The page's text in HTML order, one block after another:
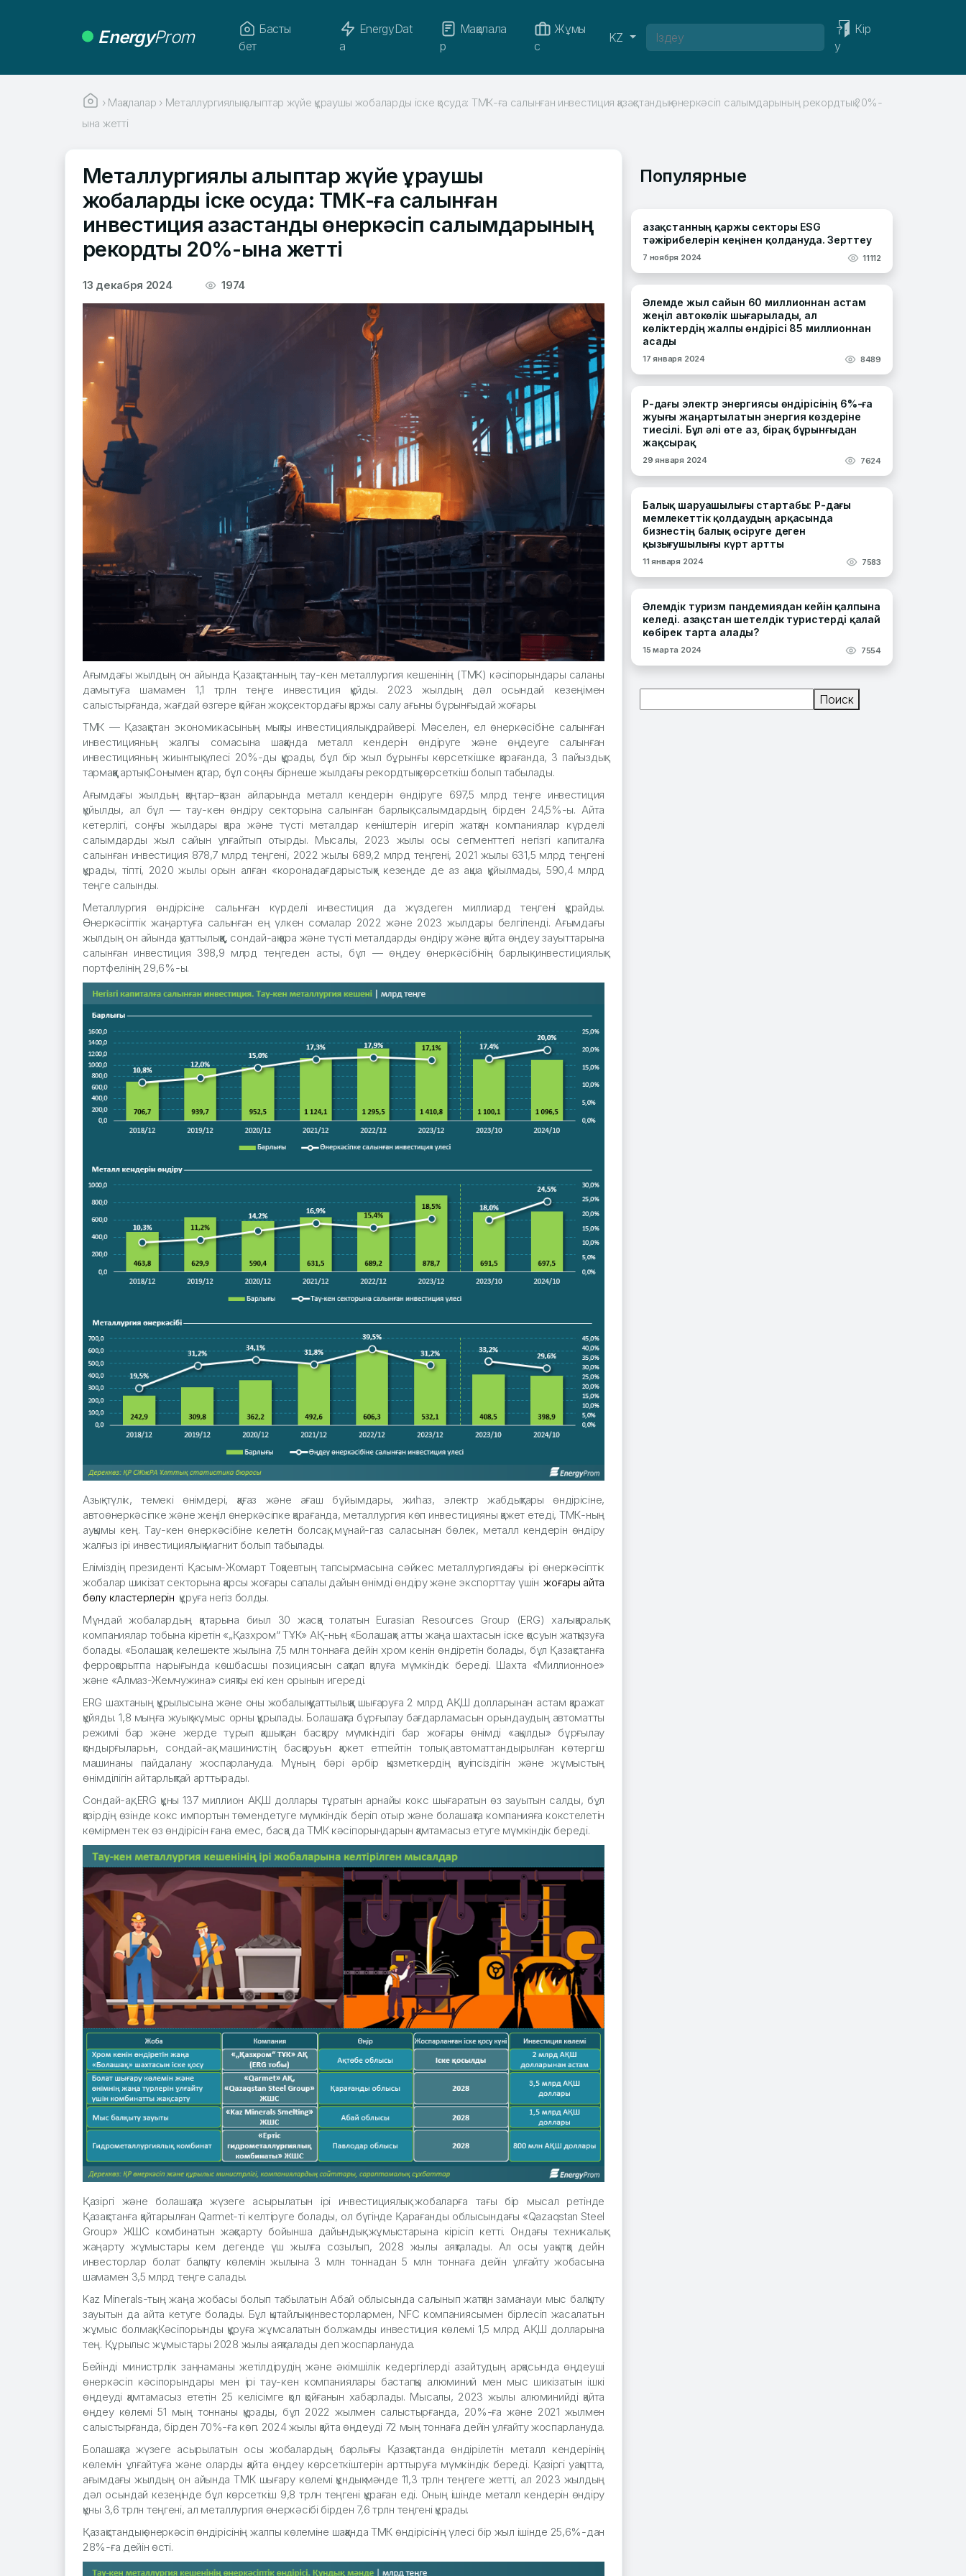
EnergyProm
Басты
бет
EnergyDat
a
Мақалала
р
Жұмы
с
KZ
Кір
у
› Мақалалар › Металлургиялық алыптар жүйе құраушы жобаларды іске қосуда: ТМК-ға салынған инвестиция қазақстандық өнеркәсіп салымдарының рекордтық 20%-
ына жетті
Металлургиялық алыптар жүйе құраушы
жобаларды іске қосуда: ТМК-ға салынған
инвестиция қазақстандық өнеркәсіп салымдарының
рекордтық 20%-ына жетті
13 декабря 2024 1974
Ағымдағы жылдың он айында Қазақстанның тау-кен металлургия кешенінің (ТМК) кәсіпорындары саланы
дамытуға шамамен 1,1 трлн теңге инвестиция құйды. 2023 жылдың дәл осындай кезеңімен
салыстырғанда, жағдай өзгере қойған жоқ, сектордағы қаржы салу ағыны бұрынғыдай жоғары.
ТМК — Қазақстан экономикасының мықты инвестициялық драйвері. Мәселен, ел өнеркәсібіне салынған
инвестицияның жалпы сомасына шаққанда металл кендерін өндіруге және өңдеуге салынған
инвестицияның жиынтық үлесі 20%-ды құрады, бұл бір жыл бұрынғы көрсеткішке қарағанда, 3 пайыздық
тармаққа артық. Сонымен қатар, бұл соңғы бірнеше жылдағы рекордтық көрсеткіш болып табылады.
Ағымдағы жылдың қаңтар–қазан айларында металл кендерін өндіруге 697,5 млрд теңге инвестиция
құйылды, ал бұл — тау-кен өндіру секторына салынған барлық салымдардың бірден 24,5%-ы. Айта
кетерлігі, соңғы жылдары қара және түсті металдар кеніштерін игеріп жатқан компаниялар күрделі
салымдарды жыл сайын ұлғайтып отырды. Мысалы, 2023 жылы осы сегменттегі негізгі капиталға
салынған инвестиция 878,7 млрд теңгені, 2022 жылы 689,2 млрд теңгені, 2021 жылы 631,5 млрд теңгені
құрады, тіпті, 2020 жылы орын алған «коронадағдарыстық» кезеңде де аз ақша құйылмады, 590,4 млрд
теңге салынды.
Металлургия өндірісіне салынған күрделі инвестиция да жүздеген миллиард теңгені құрайды.
Өнеркәсіптік жаңартуға салынған ең үлкен сомалар 2022 және 2023 жылдары белгіленді. Ағымдағы
жылдың он айында қуаттылыққа, сондай-ақ қара және түсті металдарды өндіру және қайта өңдеу зауыттарына
салынған инвестиция 398,9 млрд теңгеден асты, бұл — өңдеу өнеркәсібінің барлық инвестициялық
портфелінің 29,6%-ы.
Азық-түлік, темекі өнімдері, қағаз және ағаш бұйымдары, жиһаз, электр жабдықтары өндірісіне,
автоөнеркәсіпке және жеңіл өнеркәсіпке қарағанда, металлургия көп инвестицияны қажет етеді, ТМК-ның
ауқымы кең. Тау-кен өнеркәсібіне келетін болсақ, мұнай-газ саласынан бөлек, металл кендерін өндіру
жалғыз ірі инвестициялық магнит болып табылады.
Еліміздің президенті Қасым-Жомарт Тоқаевтың тапсырмасына сәйкес металлургиядағы ірі өнеркәсіптік
жобалар шикізат секторына қарсы жоғары сапалы дайын өнімді өндіру және экспорттау үшін жоғары қайта
бөлу кластерлерін құруға негіз болды.
Мұндай жобалардың қатарына биыл 30 жасқа толатын Eurasian Resources Group (ERG) халықаралық
компаниялар тобына кіретін «„Қазхром“ ТҰК» АҚ-ның «Болашақ» атты жаңа шахтасын іске қосуын жатқызуға
болады. «Болашақ» келешекте жылына 7,5 млн тоннаға дейін хром кенін өндіретін болады, бұл Қазақстанға
ферроқорытпа нарығында көшбасшы позициясын сақтап қалуға мүмкіндік береді. Шахта «Миллионное»
және «Алмаз-Жемчужина» сияқты екі кен орынын игереді.
ERG шахтаның құрылысына және оны жобалық қуаттылыққа шығаруға 2 млрд АҚШ долларынан астам қаражат
құйяды. 1,8 мыңға жуық жұмыс орны құрылады. Болашақта бұрғылау бағдарламасын орындаудың автоматты
режимі бар және жерде тұрып қашықтан басқару мүмкіндігі бар жоғары өнімді «ақылды» бұрғылау
қондырғыларын, сондай-ақ машинистің басқаруын қажет етпейтін толық автоматтандырылған көтергіш
машинаны пайдалану жоспарлануда. Мұның бәрі әрбір қызметкердің қауіпсіздігін және жұмыстың
өнімділігін айтарлықтай арттырады.
Сондай-ақ, ERG құны 137 миллион АҚШ доллары тұратын арнайы кокс шығаратын өз зауытын салды, бұл
қазірдің өзінде кокс импортын төмендетуге мүмкіндік беріп отыр және болашақта компанияға кокстелетін
көмірмен тек өз өндірісін ғана емес, басқа да ТМК кәсіпорындарын қамтамасыз етуге мүмкіндік береді.
Қазіргі және болашақта жүзеге асырылатын ірі инвестициялық жобаларға тағы бір мысал ретінде
Қазақстанға қайтарылған Qarmet-ті келтіруге болады, ол бүгінде Қарағанды облысындағы «Qazaqstan Steel
Group» ЖШС комбинатын жақсарту бойынша дайындық жұмыстарына кірісіп кетті. Ондағы техникалық
жаңарту жұмыстары кем дегенде үш жылға созылып, 2028 жылы аяқталады. Ал осы уақытқа дейін
инвесторлар болат балқыту көлемін жылына 3 млн тоннадан 5 млн тоннаға дейін ұлғайту жобасына
шамамен 3,5 млрд теңге салады.
Kaz Minerals-тың жаңа жобасы болып табылатын Абай облысында салынып жатқан заманауи мыс балқыту
зауытын да айта кетуге болады. Бұл қытайлық инвесторлармен, NFC компаниясымен бірлесіп жасалатын
жұмыс болмақ. Кәсіпорынды құруға жұмсалатын болжамды инвестиция көлемі 1,5 млрд АҚШ долларына
тең. Құрылыс жұмыстары 2028 жылы аяқталады деп жоспарлануда.
Бейінді министрлік заңнаманы жетілдірудің және әкімшілік кедергілерді азайтудың арқасында өңдеуші
өнеркәсіп кәсіпорындары мен ірі тау-кен компаниялары бастапқы алюминий мен мыс шикізатын ішкі
өңдеуді қамтамасыз ететін 25 келісімге қол қойғанын хабарлады. Мысалы, 2023 жылы алюминийді қайта
өңдеу көлемі 51 мың тоннаны құрады, бұл 2022 жылмен салыстырғанда, 20%-ға және 2021 жылмен
салыстырғанда, бірден 70%-ға көп. 2024 жылы қайта өңдеуді 72 мың тоннаға дейін ұлғайту жоспарлануда.
Болашақта жүзеге асырылатын осы жобалардың барлығы Қазақстанда өндірілетін металл кендерінің
көлемін ұлғайтуға және оларды қайта өңдеу көрсеткіштерін арттыруға мүмкіндік береді. Қазіргі уақытта,
ағымдағы жылдың он айында ТМК шығару көлемі құндық мәнде 11,3 трлн теңгеге жетті, ал 2023 жылдың
дәл осындай кезеңінде бұл көрсеткіш 9,8 трлн теңгені құраған еді. Оның ішінде металл кендерін өндіру
құны 3,6 трлн теңгені, ал металлургия өнеркәсібі бірден 7,6 трлн теңгені құрады.
Қазақстандық өнеркәсіп өндірісінің жалпы көлеміне шаққанда ТМК өндірісінің үлесі бір жыл ішінде 25,6%-дан
28%-ға дейін өсті.
Популярные
Қазақстанның қаржы секторы ESG
тәжірибелерін кеңінен қолдануда. Зерттеу
7 ноября 2024 11112
Әлемде жыл сайын 60 миллионнан астам
жеңіл автокөлік шығарылады, ал
көліктердің жалпы өндірісі 85 миллионнан
асады
17 января 2024 8489
ҚР-дағы электр энергиясы өндірісінің 6%-ға
жуығы жаңартылатын энергия көздеріне
тиесілі. Бұл әлі өте аз, бірақ бұрынғыдан
жақсырақ
29 января 2024 7624
Балық шаруашылығы стартабы: ҚР-дағы
мемлекеттік қолдаудың арқасында
бизнестің балық өсіруге деген
қызығушылығы күрт артты
11 января 2024 7583
Әлемдік туризм пандемиядан кейін қалпына
келеді. Қазақстан шетелдік туристерді қалай
көбірек тарта алады?
15 марта 2024 7554
Поиск